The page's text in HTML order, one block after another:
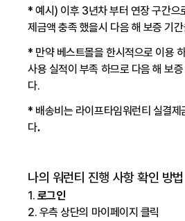
* 예시) 이후 3년차 부터 연장 구간으
제금액 충족 했을시 다음 해 보증 기
* 만약 베스트몰을 한시적으로 이용
사용 실적이 부족 하므로 다음 해 보
다.
* 배송비는 라이프타임워런티 실결제
다.
나의 워런티 진행 사항 확인 방법
1. 로그인
2. 우측 상단의 마이페이지 클릭